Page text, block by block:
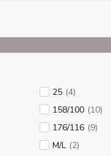
25 (4)
158/100 (10)
176/116 (9)
M/L (2)